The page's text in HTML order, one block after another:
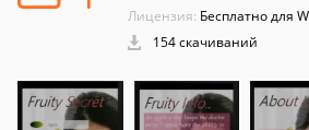
Лицензия: Бесплатно для
154 скачиваний